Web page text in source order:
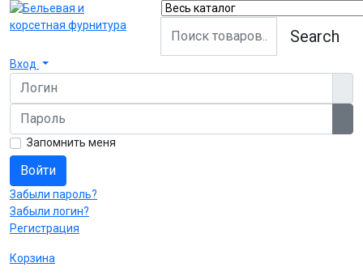
Search
Вход
Логин
Пароль
Запомнить меня
Войти
Забыли пароль?
Забыли логин?
Регистрация
Корзина